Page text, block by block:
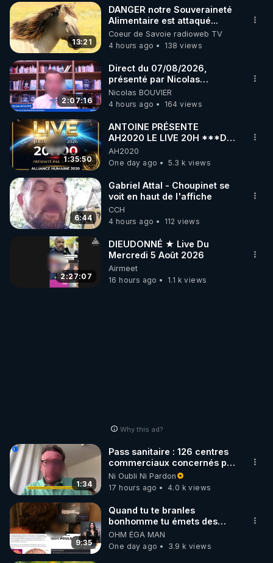
▶ 30 jours gratuit sur l’application de méditation et
de bien-être ENVOL :
Rendez-vous sur https://www.envol.app/code
le code : REGENERE
13:21
DANGER notre Souveraineté
Alimentaire est attaqué...
Coeur de Savoie radioweb TV
4 hours ago
138 views
2:07:16
Direct du 07/08/2026,
présenté par Nicolas
BOUVIER
Nicolas BOUVIER
4 hours ago
164 views
1:35:50
ANTOINE PRÉSENTE
AH2020 LE LIVE 20H ***DU
06/08/2026***
AH2020
One day ago
5.3 k views
6:44
Gabriel Attal - Choupinet se
voit en haut de l'affiche
CCH
4 hours ago
112 views
2:27:07
DIEUDONNÉ ★ Live Du
Mercredi 5 Août 2026
Airmeet
16 hours ago
1.1 k views
Why this ad?
1:34
Pass sanitaire : 126 centres
commerciaux concernés par
l'obligation dans toute la
France
Ni Oubli Ni Pardon
17 hours ago
4.0 k views
9:35
Quand tu te branles
bonhomme tu émets des
ondes ils ont juste omis de
t'expliquer
OHM ÉGA MAN
One day ago
3.9 k views